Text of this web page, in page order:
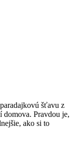
šťavu z
Pravdou je,
ako si to